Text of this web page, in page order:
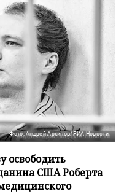
Фото: Андрей Архипов/РИА Новости
освободить
США Роберта